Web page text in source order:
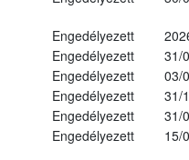
Engedélyezett
Engedélyezett
31/
Engedélyezett
03/
Engedélyezett
31/
Engedélyezett
31/
Engedélyezett
15/